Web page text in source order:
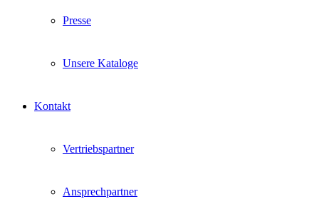
Presse
Unsere Kataloge
Kontakt
Vertriebspartner
Ansprechpartner